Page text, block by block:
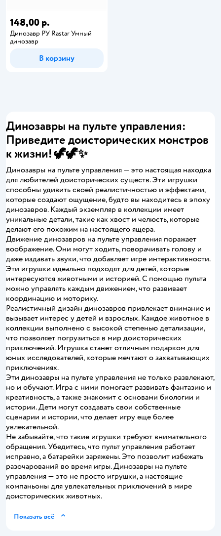
148,00 р.
Динозавр РУ Rastar Умный
динозавр
В корзину
Динозавры на пульте управления:
Приведите доисторических монстров
к жизни! 🦖🦖✨
Динозавры на пульте управления — это настоящая находка
для любителей доисторических существ. Эти игрушки
способны удивить своей реалистичностью и эффектами,
которые создают ощущение, будто вы находитесь в эпоху
динозавров. Каждый экземпляр в коллекции имеет
уникальные детали, такие как хвост и челюсть, которые
делают его похожим на настоящего ящера.
Движение динозавров на пульте управления поражает
воображение. Они могут ходить, поворачивать голову и
даже издавать звуки, что добавляет игре интерактивности.
Эти игрушки идеально подходят для детей, которые
интересуются животными и историей. С помощью пульта
можно управлять каждым движением, что развивает
координацию и моторику.
Реалистичный дизайн динозавров привлекает внимание и
вызывает интерес у детей и взрослых. Каждое животное в
коллекции выполнено с высокой степенью детализации,
что позволяет погрузиться в мир доисторических
приключений. Игрушка станет отличным подарком для
юных исследователей, которые мечтают о захватывающих
приключениях.
Эти динозавры на пульте управления не только развлекают,
но и обучают. Игра с ними помогает развивать фантазию и
креативность, а также знакомит с основами биологии и
истории. Дети могут создавать свои собственные
сценарии и истории, что делает игру еще более
увлекательной.
Не забывайте, что такие игрушки требуют внимательного
обращения. Убедитесь, что пульт управления работает
исправно, а батарейки заряжены. Это позволит избежать
разочарований во время игры. Динозавры на пульте
управления — это не просто игрушки, а настоящие
компаньоны для увлекательных приключений в мире
доисторических животных.
Показать всё